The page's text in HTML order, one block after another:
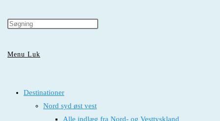
Menu Luk
Destinationer
Nord syd øst vest
Alle indlæg fra Nord- og Vesttyskland